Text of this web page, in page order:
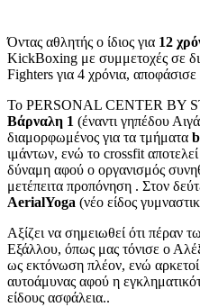
Όντας αθλητής ο ίδιος για 12
KickBoxing με συμμετοχές σε
Fighters για 4 χρόνια,
Το PERSONAL CENTER BY
Βάρναλη 1 (έναντι γηπέδου
διαμορφωμένος για τα τμήματα
ιμάντων, ενώ το crossfit
δύναμη αφού ο οργανισμός
μετέπειτα προπόνηση . Στον
AerialYoga (νέο είδος
Αξίζει να σημειωθεί ότι πέραν
Εξάλλου, όπως μας τόνισε ο
ως εκτόνωση πλέον, ενώ
αυτοάμυνας αφού η
είδους ασφάλεια..